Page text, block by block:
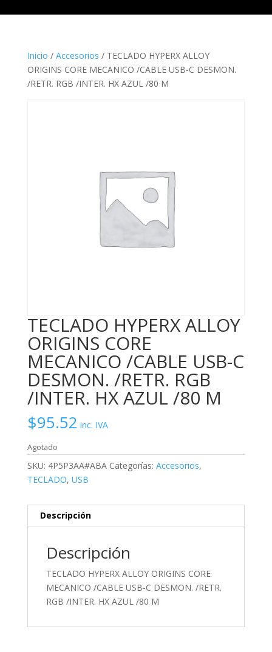
Inicio / Accesorios / TECLADO HYPERX ALLOY
ORIGINS CORE MECANICO /CABLE USB-C DESMON.
/RETR. RGB /INTER. HX AZUL /80 M
TECLADO HYPERX ALLOY
ORIGINS CORE
MECANICO /CABLE USB-C
DESMON. /RETR. RGB
/INTER. HX AZUL /80 M
$95.52 inc. IVA
Agotado
SKU: 4P5P3AA#ABA Categorías: Accesorios,
TECLADO, USB
Descripción
Descripción
TECLADO HYPERX ALLOY ORIGINS CORE
MECANICO /CABLE USB-C DESMON. /RETR.
RGB /INTER. HX AZUL /80 M